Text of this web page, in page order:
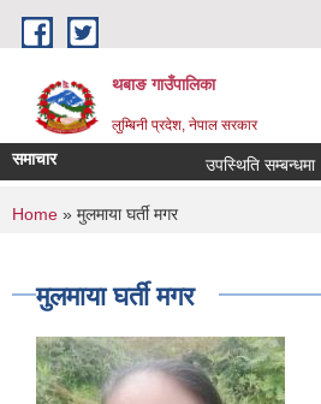
Skip to main content
थबाङ गाउँपालिका
लुम्बिनी प्रदेश, नेपाल सरकार
समाचार उपस्थिति सम्बन्धमा ।
You are here
Home » मुलमाया घर्ती मगर
मुलमाया घर्ती मगर